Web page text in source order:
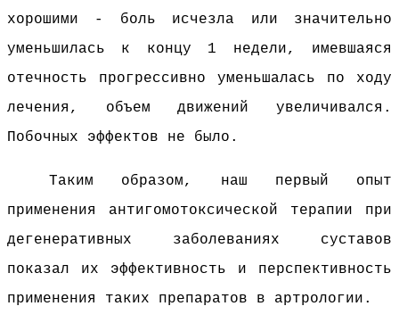
хорошими - боль исчезла или значительно
уменьшилась к концу 1 недели, имевшаяся
отечность прогрессивно уменьшалась по ходу
лечения, объем движений увеличивался.
Побочных эффектов не было.
Таким образом, наш первый опыт
применения антигомотоксической терапии при
дегенеративных заболеваниях суставов
показал их эффективность и перспективность
применения таких препаратов в артрологии.